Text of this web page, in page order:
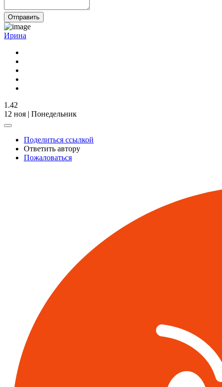
Отправить
Ирина
1.42
12 ноя | Понедельник
Поделиться ссылкой
Ответить автору
Пожаловаться